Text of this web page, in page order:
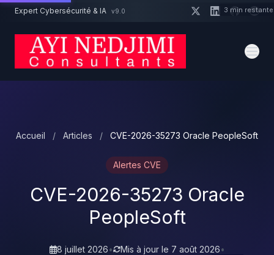
Aller au contenu principal
Expert Cybersécurité & IA v9.0
Accueil / Articles / CVE-2026-35273 Oracle PeopleSoft
Alertes CVE
CVE-2026-35273 Oracle
PeopleSoft
8 juillet 2026• Mis à jour le 7 août 2026•
Un projet cybersécurité ? 3 min